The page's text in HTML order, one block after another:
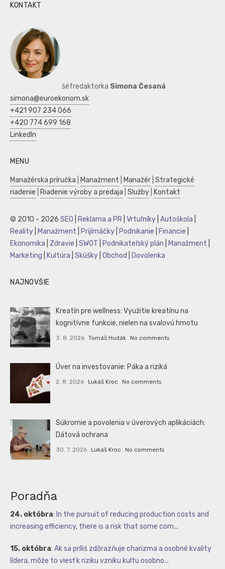
KONTAKT
šéfredaktorka Simona Česaná
simona@euroekonom.sk
+421 907 234 066
+420 774 699 168
LinkedIn
MENU
Manažérska príručka Manažment Manažér Strategické
riadenie
Riadenie výroby a predaja Služby Kontakt
© 2010 - 2026 SEO Reklama a PR Vrtuľníky Autoškola
Reality
Manažment Prijímáčky Podnikanie Financie
Ekonomika
Zdravie SWOT Podnikateľský plán Manažment
Marketing
Kultúra Skúšky Obchod Dovolenka
NAJNOVŠIE
Kreatín pre wellness: Využitie kreatínu na
kognitívne funkcie, nielen na svalovú hmotu
3. 8. 2026 Tomáš Hudák No comments
Úver na investovanie: Páka a riziká
2. 8. 2026 Lukáš Kroc No comments
Súkromie a povolenia v úverových aplikáciách:
Dátová ochrana
30. 7. 2026 Lukáš Kroc No comments
Poradňa
24. októbra: In the pursuit of reducing production costs and
increasing efficiency, there is a risk that some com...
15. októbra: Ak sa príliš zdôrazňuje charizma a osobné kvality
lídera, môže to viesť k riziku vzniku kultu osobno...